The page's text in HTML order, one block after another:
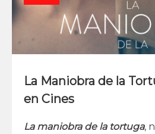
La Maniobra de la
en Cines
La maniobra de la tortuga,